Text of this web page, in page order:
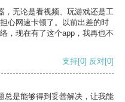
，无论是看视频、玩游戏还是工
心网速卡顿了。以前出差的时
，现在有了这个app，我再也不
支持[0] 反对[0]
总是能够得到妥善解决，让我能